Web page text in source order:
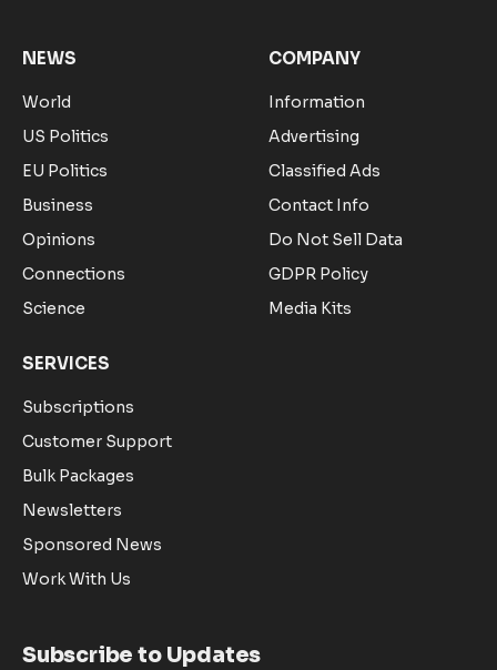
NEWS
World
US Politics
EU Politics
Business
Opinions
Connections
Science
COMPANY
Information
Advertising
Classified Ads
Contact Info
Do Not Sell Data
GDPR Policy
Media Kits
SERVICES
Subscriptions
Customer Support
Bulk Packages
Newsletters
Sponsored News
Work With Us
Subscribe to Updates